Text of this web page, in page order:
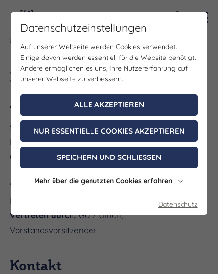
Gruppenportal
Impressum
Angaben gemäß § 5 TMG
Saale-Unstrut Tourismus GmbH
Neuer Steinweg 1
06618 Naumburg (Saale)
Vereinsregister: VR 45408
Registergericht: Amtsgericht Stendal
Vertreten durch:Götz Ulrich,
Vorstandsvorsitzender
Kontakt
Datenschutzeinstellungen
Auf unserer Webseite werden Cookies verwendet.
Einige davon werden essentiell für die Website benötigt.
Andere ermöglichen es uns, Ihre Nutzererfahrung auf
unserer Webseite zu verbessern.
ALLE AKZEPTIEREN
NUR ESSENTIELLE COOKIES AKZEPTIEREN
SPEICHERN UND SCHLIESSEN
Mehr über die genutzten Cookies erfahren
Datenschutz